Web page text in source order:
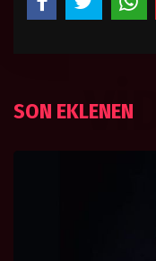
SON EKLENEN